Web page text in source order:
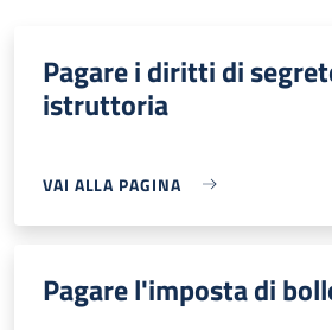
Pagare i diritti di
istruttoria
VAI ALLA PAGINA
Pagare l'imposta di